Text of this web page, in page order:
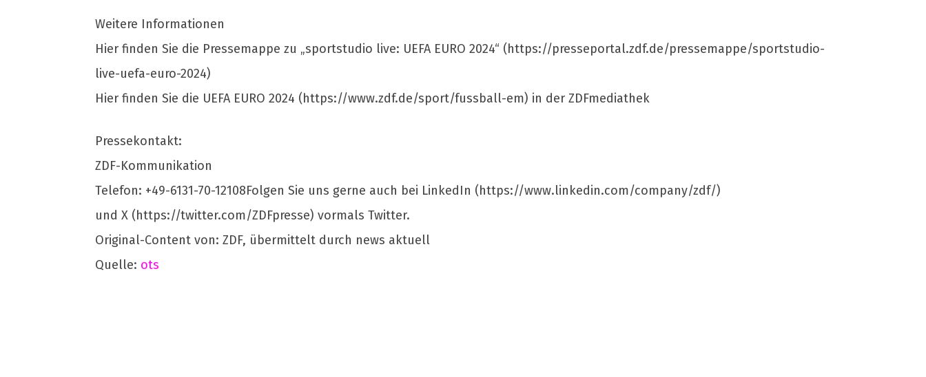
Weitere Informationen
Hier finden Sie die Pressemappe zu „sportstudio live: UEFA EURO 2024“ (https://presseportal.zdf.de/pressemappe/sportstudio-
live-uefa-euro-2024)
Hier finden Sie die UEFA EURO 2024 (https://www.zdf.de/sport/fussball-em) in der ZDFmediathek
Pressekontakt:
ZDF-Kommunikation
Telefon: +49-6131-70-12108Folgen Sie uns gerne auch bei LinkedIn (https://www.linkedin.com/company/zdf/)
und X (https://twitter.com/ZDFpresse) vormals Twitter.
Original-Content von: ZDF, übermittelt durch news aktuell
Quelle: ots